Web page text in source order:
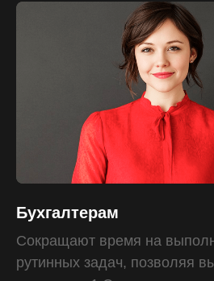
Бухгалтерам
Сокращают время на
рутинных задач, позволяя